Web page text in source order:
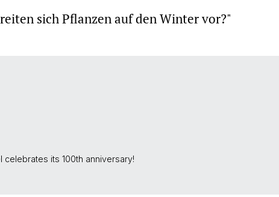
sich Pflanzen auf den Winter vor?"
its 100th anniversary!